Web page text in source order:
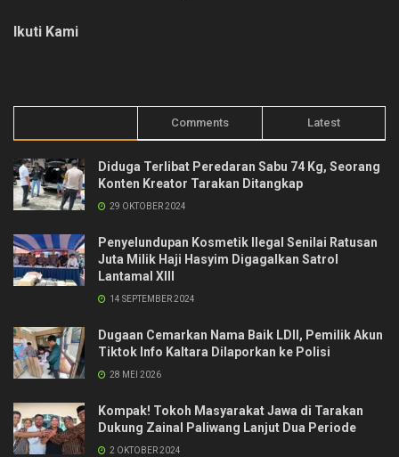
Ikuti Kami
Comments Latest
Diduga Terlibat Peredaran Sabu 74 Kg, Seorang
Konten Kreator Tarakan Ditangkap
29 OKTOBER 2024
Penyelundupan Kosmetik Ilegal Senilai Ratusan
Juta Milik Haji Hasyim Digagalkan Satrol
Lantamal XIII
14 SEPTEMBER 2024
Dugaan Cemarkan Nama Baik LDII, Pemilik Akun
Tiktok Info Kaltara Dilaporkan ke Polisi
28 MEI 2026
Kompak! Tokoh Masyarakat Jawa di Tarakan
Dukung Zainal Paliwang Lanjut Dua Periode
2 OKTOBER 2024